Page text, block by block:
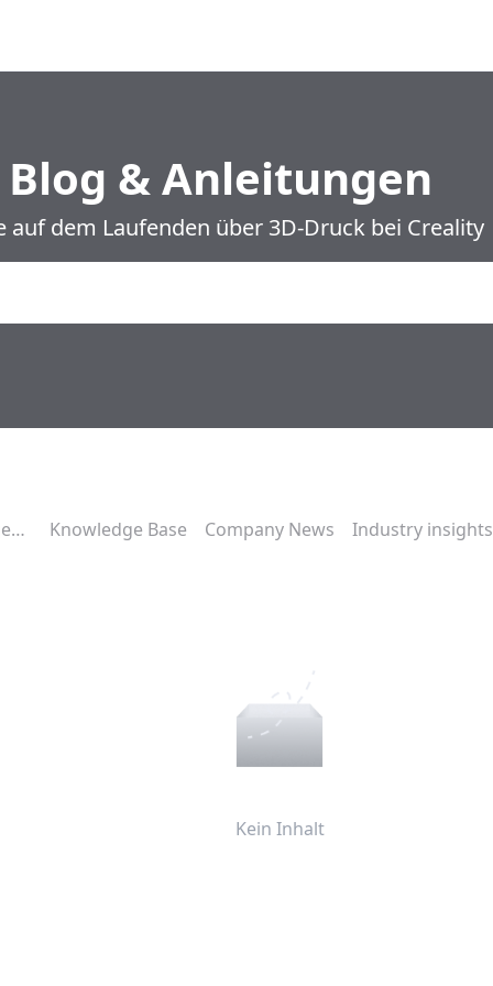
& Anleitungen
auf dem Laufenden über 3D-Druck bei Creality
3D-Drucker Einsteigerhilfe Knowledge Base Company News Industry insights
Kein Inhalt